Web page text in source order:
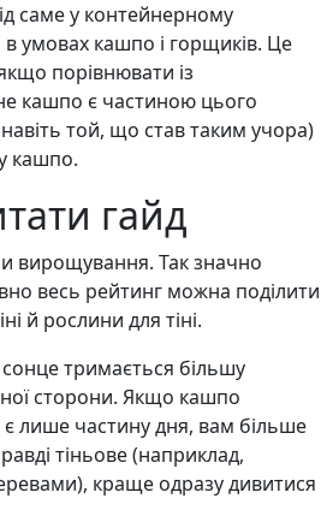
саме у контейнерному
в умовах кашпо і горщиків. Це
порівнювати із
кашпо є частиною цього
той, що став таким учора)
кашпо.
гайд
вирощування. Так значно
весь рейтинг можна поділити
й рослини для тіні.
тримається більшу
сторони. Якщо кашпо
є лише частину дня, вам більше
тіньове (наприклад,
краще одразу дивитися